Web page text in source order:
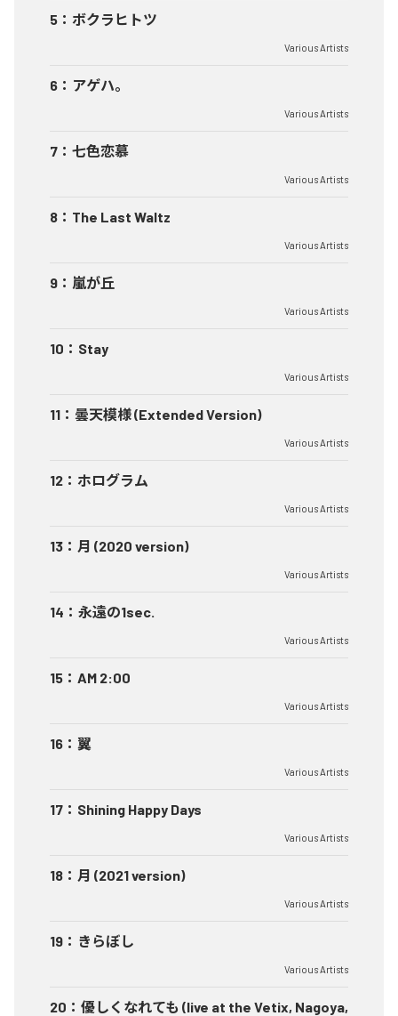
5 ： ボクラヒトツ
Various Artists
6 ： アゲハ。
Various Artists
7 ： 七色恋慕
Various Artists
8 ： The Last Waltz
Various Artists
9 ： 嵐が丘
Various Artists
10 ： Stay
Various Artists
11 ： 曇天模様 (Extended Version)
Various Artists
12 ： ホログラム
Various Artists
13 ： 月 (2020 version)
Various Artists
14 ： 永遠の1sec.
Various Artists
15 ： AM 2:00
Various Artists
16 ： 翼
Various Artists
17 ： Shining Happy Days
Various Artists
18 ： 月 (2021 version)
Various Artists
19 ： きらぼし
Various Artists
20 ： 優しくなれても (live at the Vetix, Nagoya,